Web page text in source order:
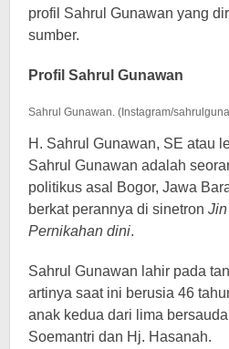
profil Sahrul Gunawan yang
sumber.
Profil Sahrul Gunawan
Sahrul Gunawan. (Instagram/
H. Sahrul Gunawan, SE atau
Sahrul Gunawan adalah
politikus asal Bogor, Jawa
berkat perannya di sinetron
Pernikahan dini.
Sahrul Gunawan lahir pada
artinya saat ini berusia 46
anak kedua dari lima
Soemantri dan Hj. Hasanah.